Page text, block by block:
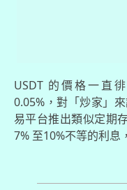
USDT 的價格一直
0.05%，對「炒家」
易平台推出類似定期
7% 至10%不等的利息